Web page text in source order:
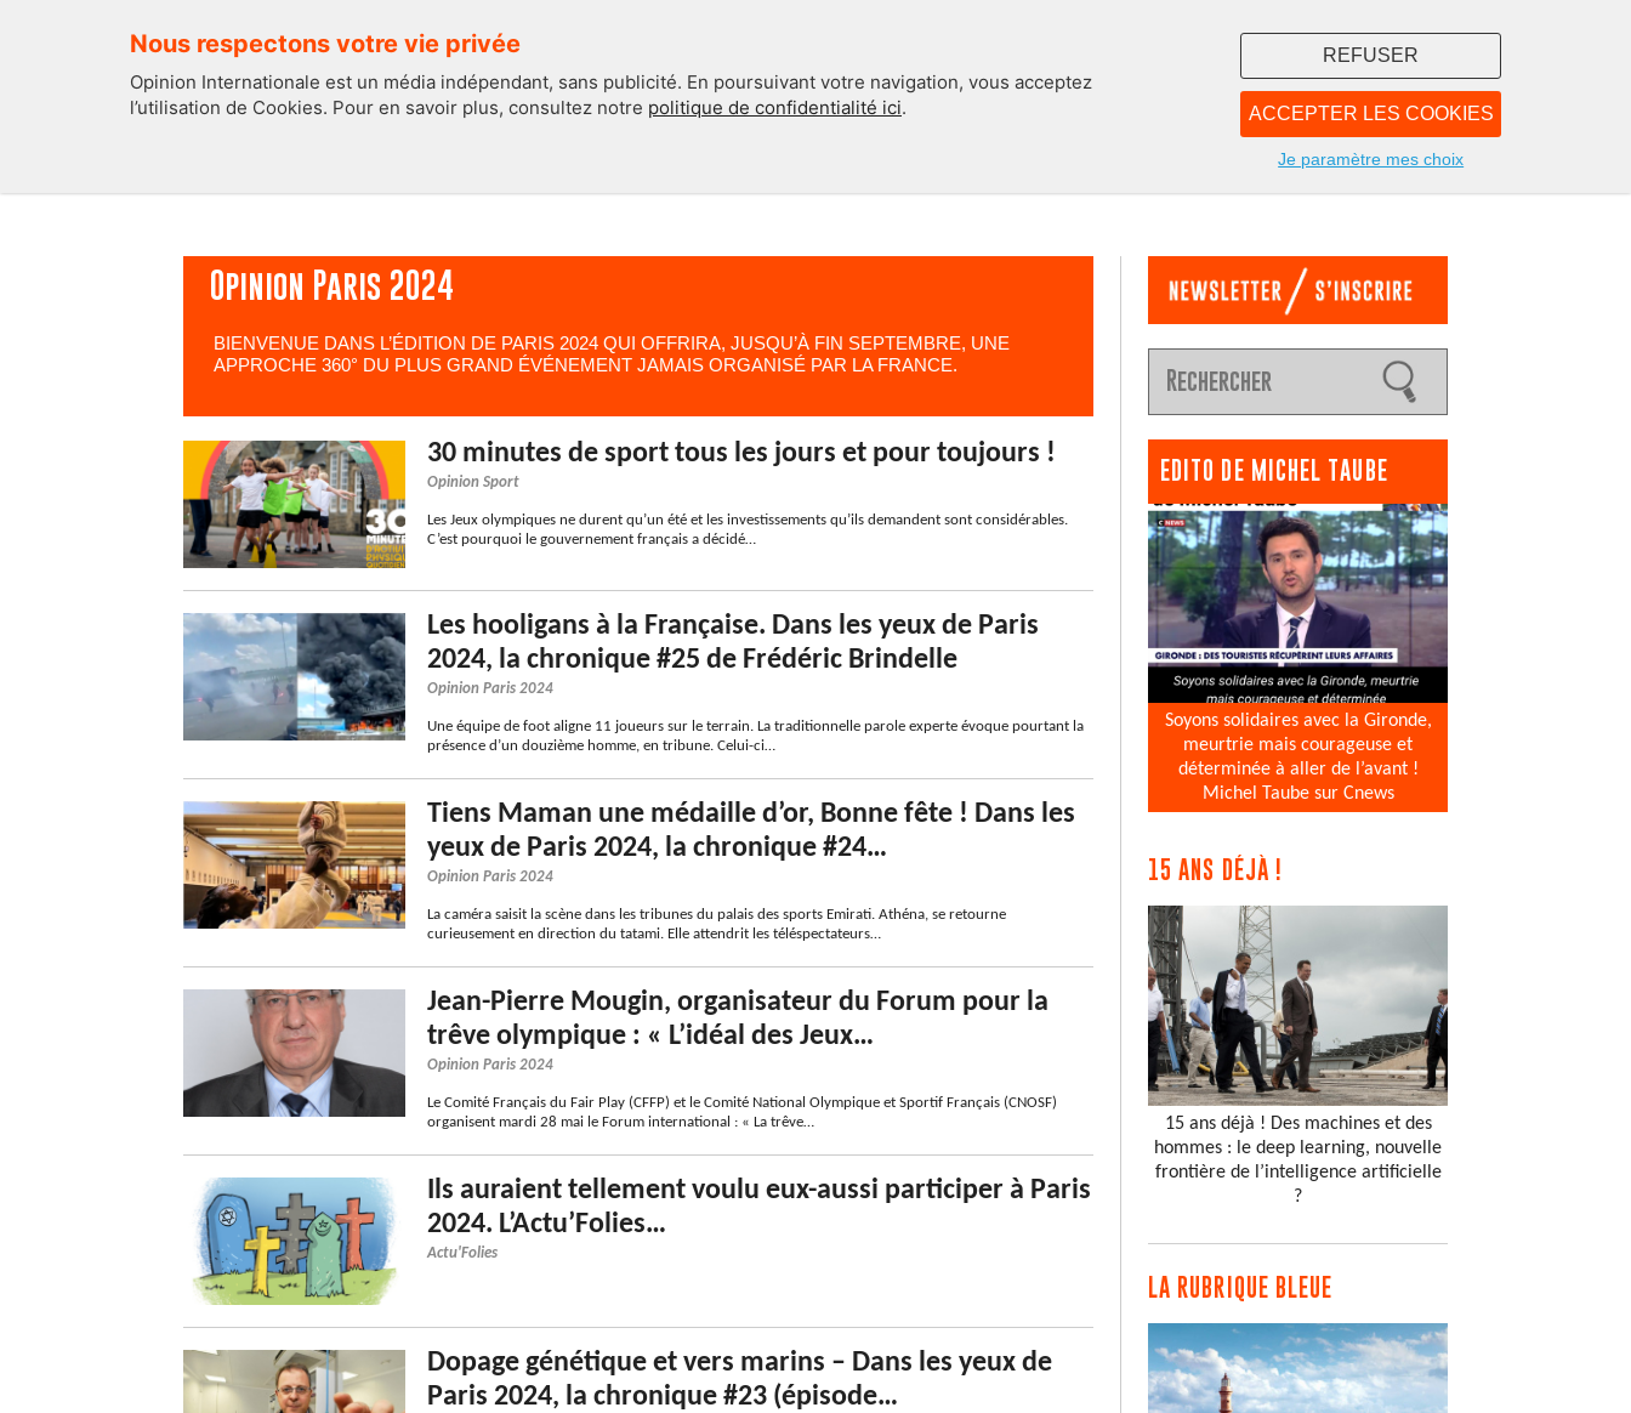
Nous respectons votre vie privée
Opinion Internationale est un média indépendant, sans publicité. En poursuivant votre navigation, vous acceptez
l’utilisation de Cookies. Pour en savoir plus, consultez notre politique de confidentialité ici. ACCEPTER LES COOKIES
REFUSER
Je paramètre mes choix
NOUS
Opinion Paris 2024
BIENVENUE DANS L’ÉDITION DE PARIS 2024 QUI OFFRIRA, JUSQU’À FIN SEPTEMBRE, UNE
APPROCHE 360° DU PLUS GRAND ÉVÉNEMENT JAMAIS ORGANISÉ PAR LA FRANCE.
30 minutes de sport tous les jours et pour toujours !
Opinion Sport
Les Jeux olympiques ne durent qu’un été et les investissements qu’ils demandent sont considérables.
C’est pourquoi le gouvernement français a décidé…
Les hooligans à la Française. Dans les yeux de Paris
2024, la chronique #25 de Frédéric Brindelle
Opinion Paris 2024
Une équipe de foot aligne 11 joueurs sur le terrain. La traditionnelle parole experte évoque pourtant la
présence d’un douzième homme, en tribune. Celui-ci…
Tiens Maman une médaille d’or, Bonne fête ! Dans les
yeux de Paris 2024, la chronique #24…
Opinion Paris 2024
La caméra saisit la scène dans les tribunes du palais des sports Emirati. Athéna, se retourne
curieusement en direction du tatami. Elle attendrit les téléspectateurs…
Jean-Pierre Mougin, organisateur du Forum pour la
trêve olympique : « L’idéal des Jeux…
Opinion Paris 2024
Le Comité Français du Fair Play (CFFP) et le Comité National Olympique et Sportif Français (CNOSF)
organisent mardi 28 mai le Forum international : « La trêve…
Ils auraient tellement voulu eux-aussi participer à Paris
2024. L’Actu’Folies…
Actu'Folies
Dopage génétique et vers marins – Dans les yeux de
Paris 2024, la chronique #23 (épisode…
EDITO DE MICHEL TAUBE
Soyons solidaires avec la Gironde,
meurtrie mais courageuse et
déterminée à aller de l’avant !
Michel Taube sur Cnews
15 ANS DÉJÀ !
15 ans déjà ! Des machines et des
hommes : le deep learning, nouvelle
frontière de l’intelligence artificielle
?
LA RUBRIQUE BLEUE